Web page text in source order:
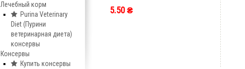
Лечебный корм
Purina Veterinary
Diet (Пурини
ветеринарная диета)
консервы
Консервы
Купить консервы
5.50 ₴